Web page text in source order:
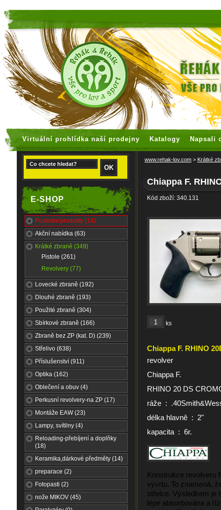
Virtuální prohlídka naší prodejny Katalogy Napsali
E-SHOP
Poslední produkty (14)
Akční nabídka (63)
Krátké zbraně (349)
Pistole (261)
Revolvery (77)
Lovecké zbraně (192)
Dlouhé zbraně (193)
Použité zbraně (304)
Sbírkové zbraně (166)
Zbraně bez ZP (kat. D) (239)
Střelivo (638)
Příslušenství (911)
Optika (162)
Oblečení a obuv (4)
Perkusní revolvery-na ZP (17)
Montáže EAW (23)
Lampy, svítilny (4)
Reloading-přebíjení a doplňky
(18)
Keramika,dárkové předměty (14)
preparace (2)
Fotopasti (2)
nože MIKOV (45)
www.rehak-lov.com > Krátké
Chiappa F.
Kód zboží: 340.131
ks
Chiappa F. RHINO
revolver
Chiappa F.
RHINO 20 DS
ráže :
délka hlavně : 2"
kapacita : 6r.
Konstrukce revolveru
vývrtu. To znamená,
střelce. Výsledkem je
lépe absorbována a